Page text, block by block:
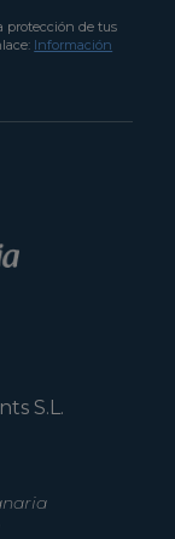
protección de tus
Información
S.L.